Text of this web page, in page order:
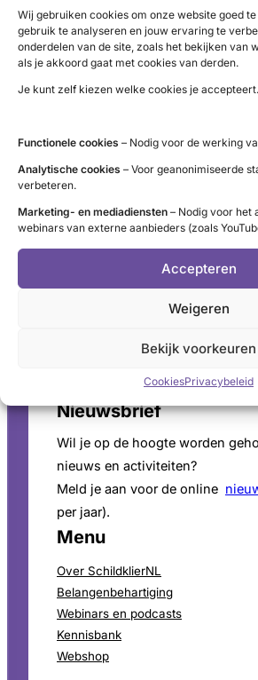
Wij gebruiken cookies om onze website goed
gebruik te analyseren en jouw ervaring te
onderdelen van de site, zoals het bekijken van
als je akkoord gaat met cookies van derden.
Je kunt zelf kiezen welke cookies je accepteert.
Functionele cookies – Nodig voor de werking
Analytische cookies – Voor geanonimiseerde
verbeteren.
Marketing- en mediadiensten – Nodig voor het
webinars van externe aanbieders (zoals
Accepteren
Weigeren
Bekijk voorkeuren
CookiesPrivacybeleid
Contact
Administratie (9 tot 12 uur)
info@schildklier.nl
Postbus 60, 3940 AB Doorn
Schildkliertelefoon
Voor een luisterend oor,
vragen. Ga naar de
Voor persinformatie en
SchildklierNL isANBI
Nieuwsbrief
Wil je op de hoogte worden
nieuws en activiteiten?
Meld je aan voor de online
per jaar).
Menu
Over SchildklierNL
Belangenbehartiging
Webinars en podcasts
Kennisbank
Webshop